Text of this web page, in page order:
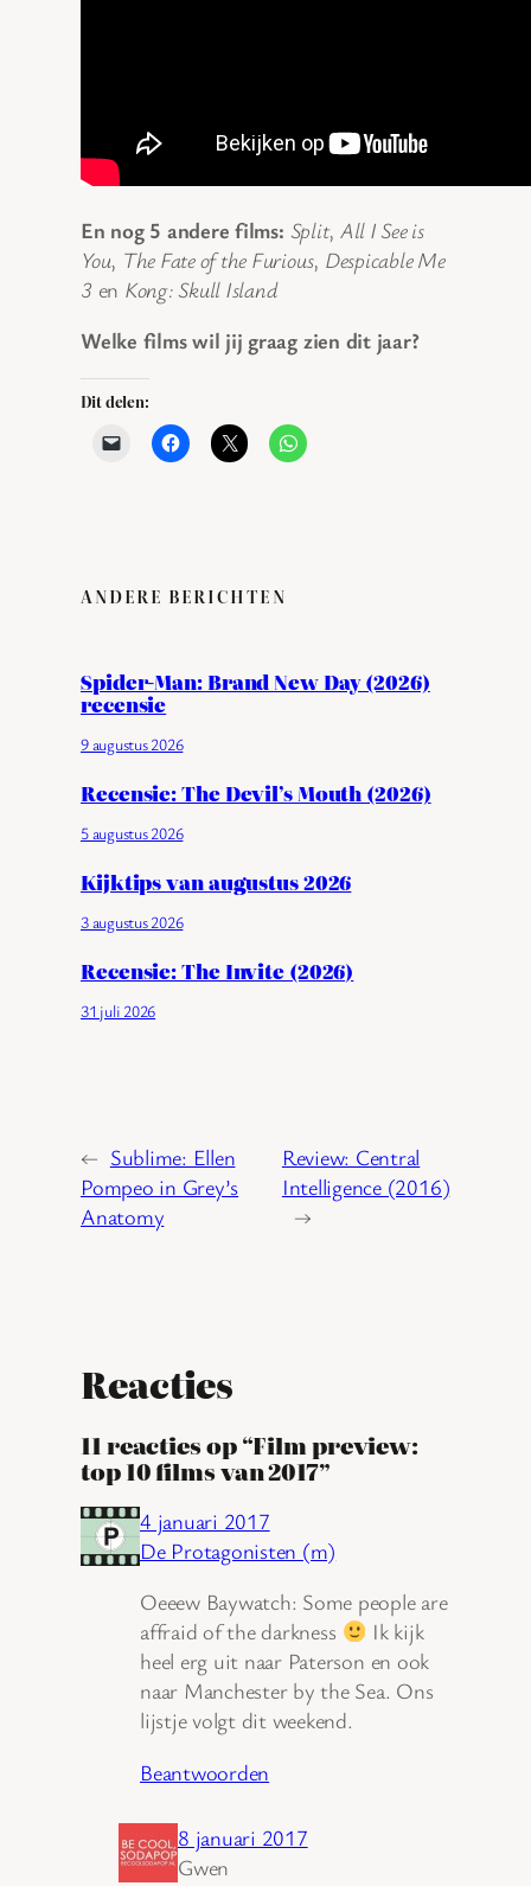
En nog 5 andere films: Split, All I See is
You, The Fate of the Furious, Despicable Me
3 en Kong: Skull Island
Welke films wil jij graag zien dit jaar?
Dit delen:
ANDERE BERICHTEN
Spider-Man: Brand New Day (2026)
recensie
9 augustus 2026
Recensie: The Devil’s Mouth (2026)
5 augustus 2026
Kijktips van augustus 2026
3 augustus 2026
Recensie: The Invite (2026)
31 juli 2026
← Sublime: Ellen
Pompeo in Grey’s
Anatomy
Review: Central
Intelligence (2016)
→
Reacties
11 reacties op “Film preview:
top 10 films van 2017”
4 januari 2017
De Protagonisten (m)
Oeeew Baywatch: Some people are
affraid of the darkness
Ik kijk
heel erg uit naar Paterson en ook
naar Manchester by the Sea. Ons
lijstje volgt dit weekend.
Beantwoorden
8 januari 2017
Gwen